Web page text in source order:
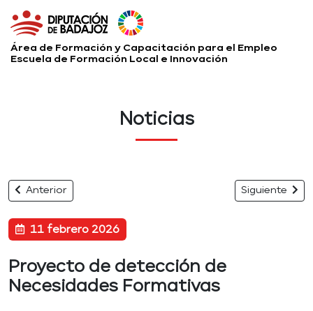
Área de Formación y Capacitación para el Empleo
Escuela de Formación Local e Innovación
Noticias
Anterior Siguiente
11 febrero 2026
Proyecto de detección de
Necesidades Formativas